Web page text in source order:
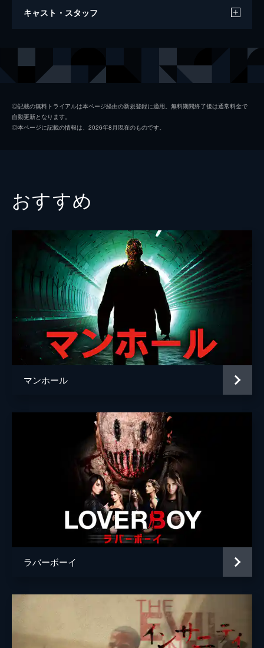
処刑山 デッド卐スノウ
キャスト・スタッフ
ラッシー・ヴァルダル
脚本
トミー・ウィルコラ
◎記載の無料トライアルは本ページ経由の新規登録に適用。無料期間終了後は通常料金で
自動更新となります。
◎本ページに記載の情報は、2026年8月現在のものです。
おすすめ
マンホール
ラバーボーイ